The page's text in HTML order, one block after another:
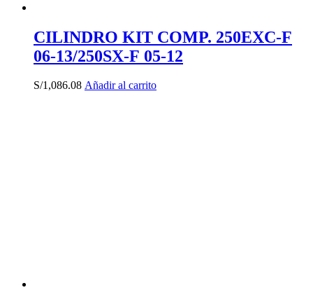
CILINDRO KIT COMP. 250EXC-F
06-13/250SX-F 05-12
S/1,086.08 Añadir al carrito